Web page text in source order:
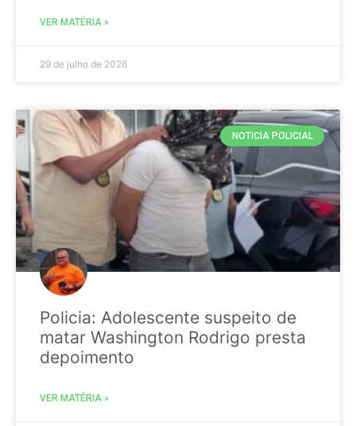
VER MATÉRIA »
29 de julho de 2026
NOTICIA POLICIAL
Policia: Adolescente suspeito de
matar Washington Rodrigo presta
depoimento
VER MATÉRIA »